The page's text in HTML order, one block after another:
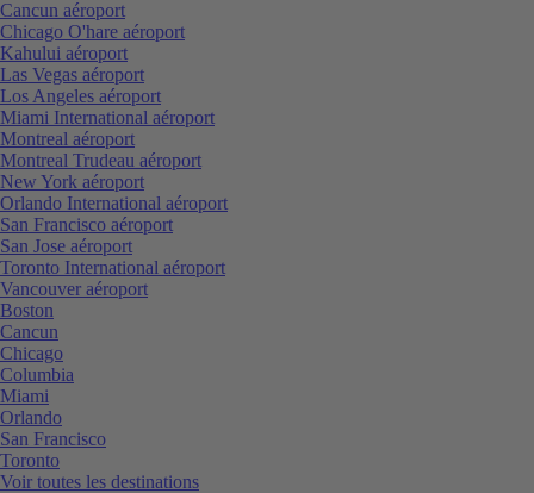
Cancun aéroport
Chicago O'hare aéroport
Kahului aéroport
Las Vegas aéroport
Los Angeles aéroport
Miami International aéroport
Montreal aéroport
Montreal Trudeau aéroport
New York aéroport
Orlando International aéroport
San Francisco aéroport
San Jose aéroport
Toronto International aéroport
Vancouver aéroport
Boston
Cancun
Chicago
Columbia
Miami
Orlando
San Francisco
Toronto
Voir toutes les destinations